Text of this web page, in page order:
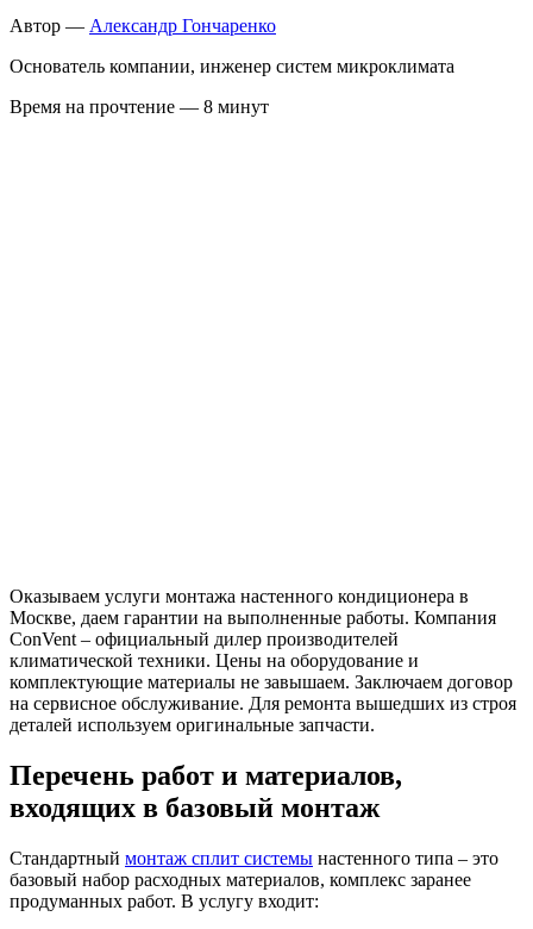
Автор — Александр Гончаренко
Основатель компании, инженер систем микроклимата
Время на прочтение — 8 минут
Оказываем услуги монтажа настенного кондиционера в
Москве, даем гарантии на выполненные работы. Компания
ConVent – официальный дилер производителей
климатической техники. Цены на оборудование и
комплектующие материалы не завышаем. Заключаем договор
на сервисное обслуживание. Для ремонта вышедших из строя
деталей используем оригинальные запчасти.
Перечень работ и материалов,
входящих в базовый монтаж
Стандартный монтаж сплит системы настенного типа – это
базовый набор расходных материалов, комплекс заранее
продуманных работ. В услугу входит: